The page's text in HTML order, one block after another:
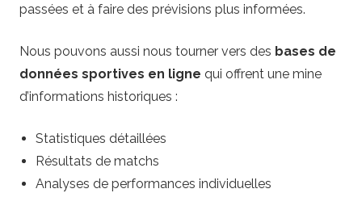
passées et à faire des prévisions plus informées.
Nous pouvons aussi nous tourner vers des bases de
données sportives en ligne qui offrent une mine
d’informations historiques :
Statistiques détaillées
Résultats de matchs
Analyses de performances individuelles